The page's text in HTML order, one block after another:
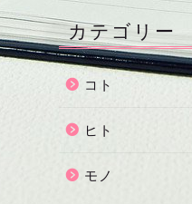
カテゴリー
コト
ヒト
モノ